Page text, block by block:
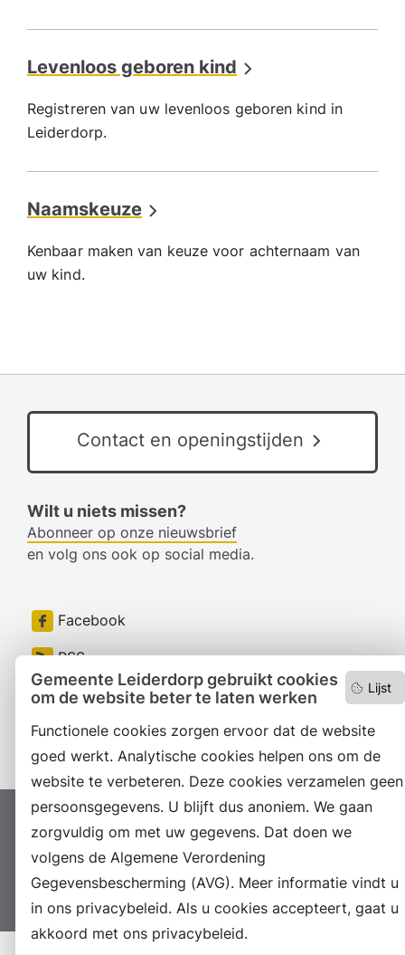
Lijst
Gemeente Leiderdorp gebruikt cookies
om de website beter te laten werken
Functionele cookies zorgen ervoor dat de website
goed werkt. Analytische cookies helpen ons om de
website te verbeteren. Deze cookies verzamelen geen
persoonsgegevens. U blijft dus anoniem. We gaan
zorgvuldig om met uw gegevens. Dat doen we
volgens de Algemene Verordening
Gegevensbescherming (AVG). Meer informatie vindt u
in ons privacybeleid. Als u cookies accepteert, gaat u
akkoord met ons privacybeleid.
Levenloos geboren kind
Registreren van uw levenloos geboren kind in
Leiderdorp.
Naamskeuze
Kenbaar maken van keuze voor achternaam van
uw kind.
Contact en openingstijden
Wilt u niets missen?
Abonneer op onze nieuwsbrief
en volg ons ook op social media.
Facebook
RSS
LinkedIn
Instagram
Proclaimer Colofon
Toegankelijkheid
Sitemap
Privacyverklaring
Servicenormen
Suggesties
Archief Vacatures